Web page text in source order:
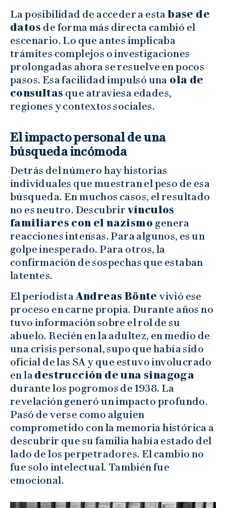
La posibilidad de acceder a estabase de
datos de forma más directa cambió el
escenario. Lo que antes implicaba
trámites complejos o investigaciones
prolongadas ahora se resuelve en pocos
pasos. Esa facilidad impulsó una ola de
consultas que atraviesa edades,
regiones y contextos sociales.
El impacto personal de una
búsqueda incómoda
Detrás del número hay historias
individuales que muestran el peso de esa
búsqueda. En muchos casos, el resultado
no es neutro. Descubrir vínculos
familiares con el nazismo genera
reacciones intensas. Para algunos, es un
golpe inesperado. Para otros, la
confirmación de sospechas que estaban
latentes.
El periodistaAndreas Böntevivió ese
proceso en carne propia. Durante años no
tuvo información sobre el rol de su
abuelo. Recién en la adultez, en medio de
una crisis personal, supo que había sido
oficial de las SA y que estuvo involucrado
en ladestrucción de una sinagoga
durante los pogromos de 1938. La
revelación generó un impacto profundo.
Pasó de verse como alguien
comprometido con la memoria histórica a
descubrir que su familia había estado del
lado de los perpetradores. El cambio no
fue solo intelectual. También fue
emocional.